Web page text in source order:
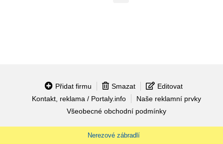
Přidat firmu Smazat
Editovat
Kontakt, reklama / Portaly.info
Naše reklamní prvky
Všeobecné obchodní podmínky
Nerezové zábradlí